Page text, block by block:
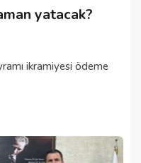
yatacak?
ikramiyesi ödeme